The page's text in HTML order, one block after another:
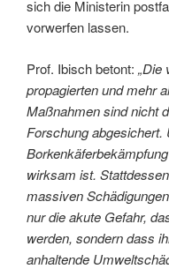
sich die Ministerin
vorwerfen lassen.
Prof. Ibisch betont: „Die
propagierten und mehr
Maßnahmen sind nicht
Forschung
wirksam ist.
massiven
nur die akute Gefahr,
werden, sondern dass
anhaltende